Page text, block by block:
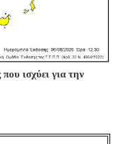
ισχύει για την